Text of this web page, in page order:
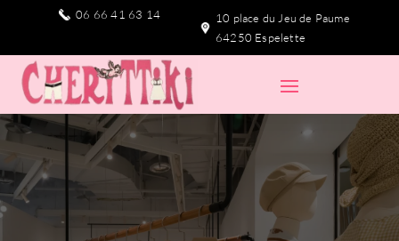
06 66 41 63 14
10 place du Jeu de Paume
64250 Espelette